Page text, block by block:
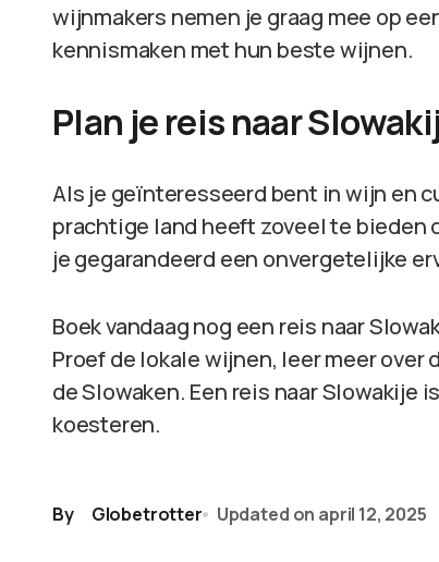
wijnmakers nemen je graag mee op
kennismaken met hun beste wijnen.
Plan je reis naar
Als je geïnteresseerd bent in wijn en
prachtige land heeft zoveel te
je gegarandeerd een onvergetelijke
Boek vandaag nog een reis naar
Proef de lokale wijnen, leer meer
de Slowaken. Een reis naar Slowakije
koesteren.
By Globetrotter Updated on april 12, 2025